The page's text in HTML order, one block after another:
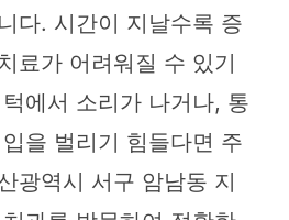
다. 시간이 지날수록 증
료가 어려워질 수 있기
에서 소리가 나거나, 통
을 벌리기 힘들다면 주
광역시 서구 암남동 지